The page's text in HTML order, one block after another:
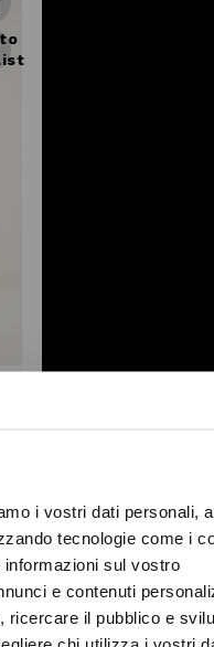
i vostri dati personali,
tecnologie come i
sul vostro
e contenuti
ricercare il pubblico e
chi utilizza i vostri
Close
OUR